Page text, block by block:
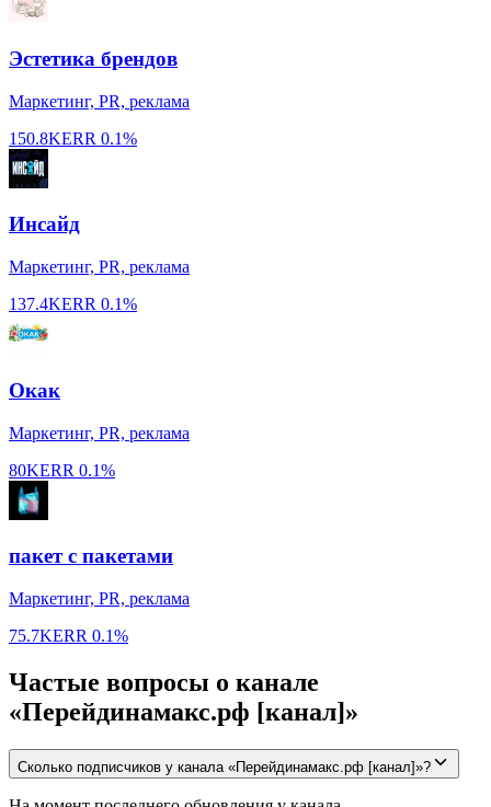
Эстетика брендов
Маркетинг, PR, реклама
150.8KERR 0.1%
Инсайд
Маркетинг, PR, реклама
137.4KERR 0.1%
Окак
Маркетинг, PR, реклама
80KERR 0.1%
пакет с пакетами
Маркетинг, PR, реклама
75.7KERR 0.1%
Частые вопросы о канале
«Перейдинамакс.рф [канал]»
Сколько подписчиков у канала «Перейдинамакс.рф [канал]»?